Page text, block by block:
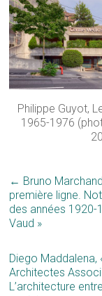
Philippe Guyot,
1965-1976
← Bruno
première ligne.
des années 1920-
Vaud »
Diego Maddalena,
Architectes
L’architecture